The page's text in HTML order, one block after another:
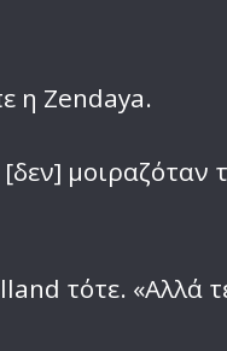
η Zendaya.
μοιραζόταν
τότε. «Αλλά